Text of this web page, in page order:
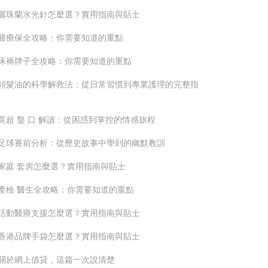
珠蘭水光針怎麼選？實用指南與貼士
療保全攻略：你需要知道的重點
褥牌子全攻略：你需要知道的重點
髮油的科學解救法：從日常習慣到專業護理的完整指
超 盤 口 解讀：從困惑到掌控的情感旅程
球賽前分析：從歷史故事中學到的幽默教訓
庭 套房怎麼選？實用指南與貼士
檢 醫生全攻略：你需要知道的重點
動醫療支援怎麼選？實用指南與貼士
港品牌手袋怎麼選？實用指南與貼士
於網上借貸，這篇一次說清楚